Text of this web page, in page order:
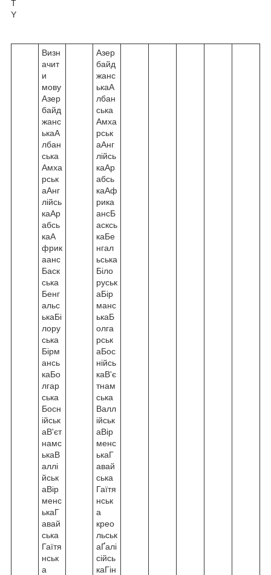
T
Y
Визн
ачит
и
мову
Азер
байд
жанс
ькаА
лбан
ська
Амха
рськ
аАнг
лійсь
каАр
абсь
каА
фрик
аанс
Баск
ська
Бенг
альс
ькаБі
лору
ська
Бірм
ансь
каБо
лгар
ська
Босн
ійськ
аВ'єт
намс
ькаВ
аллі
йськ
аВір
менс
ькаГ
авай
ська
Гаїтя
нськ
а
Азер
байд
жанс
ькаА
лбан
ська
Амха
рськ
аАнг
лійсь
каАр
абсь
каАф
рика
ансБ
асксь
каБе
нгал
ьська
Біло
руськ
аБір
манс
ькаБ
олга
рськ
аБос
нійсь
каВ'є
тнам
ська
Валл
ійськ
аВір
менс
ькаГ
авай
ська
Гаїтя
нськ
а
крео
льськ
аҐалі
сійсь
каГін